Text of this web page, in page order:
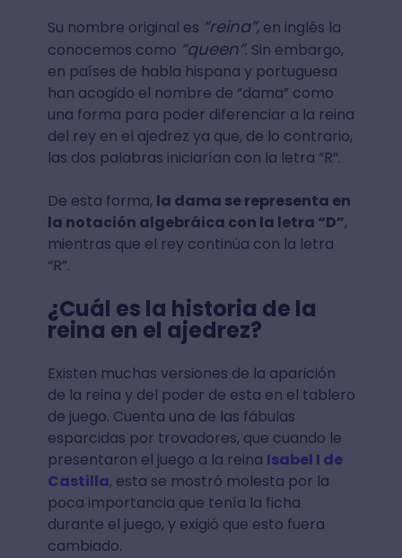
Su nombre original es “reina”, en inglés la
conocemos como “queen”. Sin embargo,
en países de habla hispana y portuguesa
han acogido el nombre de “dama” como
una forma para poder diferenciar a la reina
del rey en el ajedrez ya que, de lo contrario,
las dos palabras iniciarían con la letra “R”.
De esta forma, la dama se representa en
la notación algebráica con la letra “D”,
mientras que el rey continúa con la letra
“R”.
¿Cuál es la historia de la
reina en el ajedrez?
Existen muchas versiones de la aparición
de la reina y del poder de esta en el tablero
de juego. Cuenta una de las fábulas
esparcidas por trovadores, que cuando le
presentaron el juego a la reina Isabel I de
Castilla, esta se mostró molesta por la
poca importancia que tenía la ficha
durante el juego, y exigió que esto fuera
cambiado.